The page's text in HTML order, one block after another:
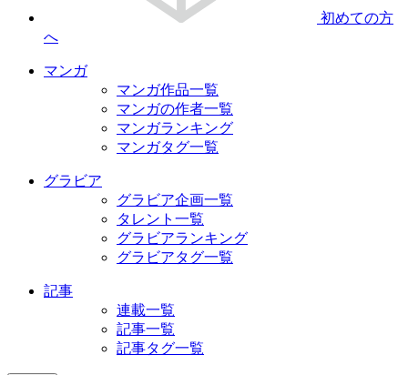
初めての方
へ
マンガ
マンガ作品一覧
マンガの作者一覧
マンガランキング
マンガタグ一覧
グラビア
グラビア企画一覧
タレント一覧
グラビアランキング
グラビアタグ一覧
記事
連載一覧
記事一覧
記事タグ一覧